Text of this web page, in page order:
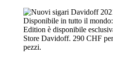
Disponibile in tutto il
Edition è disponibile
Store Davidoff. 290 CHF
pezzi.